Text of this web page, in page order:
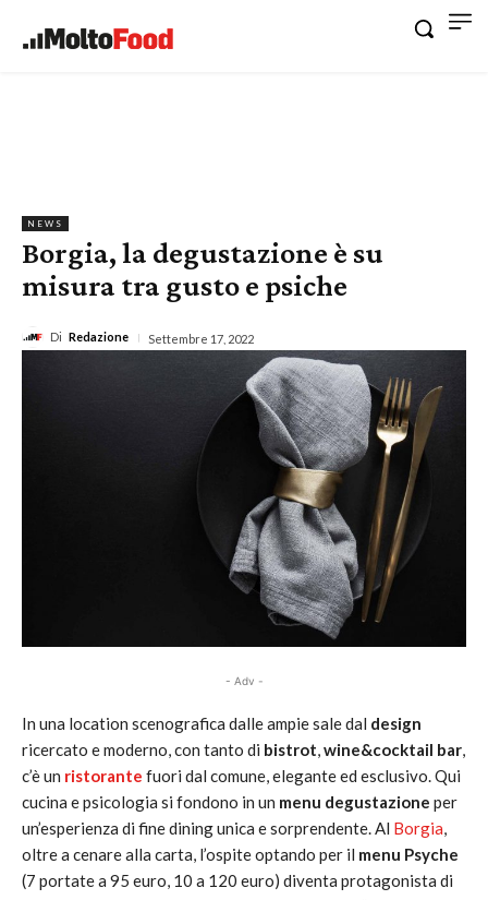
NEWS
Borgia, la degustazione è su
misura tra gusto e psiche
Di Redazione Settembre 17, 2022
- Adv -
In una location scenografica dalle ampie sale dal design
ricercato e moderno, con tanto di bistrot,wine&cocktail bar,
c’è un ristorante fuori dal comune, elegante ed esclusivo. Qui
cucina e psicologia si fondono in un menu degustazione per
un’esperienza di fine dining unica e sorprendente. Al Borgia,
oltre a cenare alla carta, l’ospite optando per il menu Psyche
(7 portate a 95 euro, 10 a 120 euro) diventa protagonista di